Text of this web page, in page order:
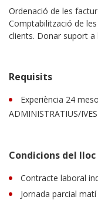
Ordenació de les
Comptabilització de
clients. Donar suport a
Requisits
Experiència 24
ADMINISTRATIUS/
Condicions del
Contracte laboral
Jornada parcial